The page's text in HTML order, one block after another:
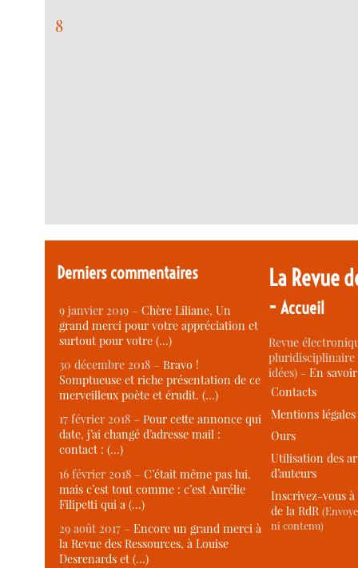
8
Derniers commentaires
9 janvier 2019 –Chère Liliane, Un
grand merci pour votre appréciation et
surtout pour votre (…)
30 décembre 2018 –Bravo !
Somptueuse et riche présentation de ce
merveilleux poète et érudit. (…)
17 février 2018 –Pour cette annonce qui
date, j’ai changé d’adresse mail :
contact : (…)
16 février 2018 –C’était même pas lui,
mais c’est tout comme : c’est Aurélie
Filipetti qui a (…)
29 août 2017 –Encore un grand merci à
la Revue des Ressources, à Louise
Desrenards et (…)
La Revue
-Accueil
Revue
idées) -En
Contacts
Mentions légales
Ours
Utilisation des
d’auteurs
Inscrivez-vous
de la RdR
ni contenu)